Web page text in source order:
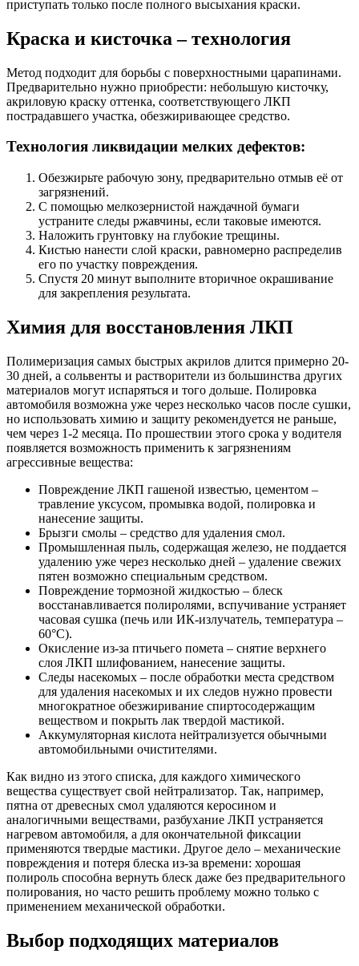
приступать только после полного высыхания краски.
Краска и кисточка – технология
Метод подходит для борьбы с поверхностными царапинами.
Предварительно нужно приобрести: небольшую кисточку,
акриловую краску оттенка, соответствующего ЛКП
пострадавшего участка, обезжиривающее средство.
Технология ликвидации мелких дефектов:
Обезжирьте рабочую зону, предварительно отмыв её от
загрязнений.
С помощью мелкозернистой наждачной бумаги
устраните следы ржавчины, если таковые имеются.
Наложить грунтовку на глубокие трещины.
Кистью нанести слой краски, равномерно распределив
его по участку повреждения.
Спустя 20 минут выполните вторичное окрашивание
для закрепления результата.
Химия для восстановления ЛКП
Полимеризация самых быстрых акрилов длится примерно 20-
30 дней, а сольвенты и растворители из большинства других
материалов могут испаряться и того дольше. Полировка
автомобиля возможна уже через несколько часов после сушки,
но использовать химию и защиту рекомендуется не раньше,
чем через 1-2 месяца. По прошествии этого срока у водителя
появляется возможность применить к загрязнениям
агрессивные вещества:
Повреждение ЛКП гашеной известью, цементом –
травление уксусом, промывка водой, полировка и
нанесение защиты.
Брызги смолы – средство для удаления смол.
Промышленная пыль, содержащая железо, не поддается
удалению уже через несколько дней – удаление свежих
пятен возможно специальным средством.
Повреждение тормозной жидкостью – блеск
восстанавливается полиролями, вспучивание устраняет
часовая сушка (печь или ИК-излучатель, температура –
60°C).
Окисление из-за птичьего помета – снятие верхнего
слоя ЛКП шлифованием, нанесение защиты.
Следы насекомых – после обработки места средством
для удаления насекомых и их следов нужно провести
многократное обезжиривание спиртосодержащим
веществом и покрыть лак твердой мастикой.
Аккумуляторная кислота нейтрализуется обычными
автомобильными очистителями.
Как видно из этого списка, для каждого химического
вещества существует свой нейтрализатор. Так, например,
пятна от древесных смол удаляются керосином и
аналогичными веществами, разбухание ЛКП устраняется
нагревом автомобиля, а для окончательной фиксации
применяются твердые мастики. Другое дело – механические
повреждения и потеря блеска из-за времени: хорошая
полироль способна вернуть блеск даже без предварительного
полирования, но часто решить проблему можно только с
применением механической обработки.
Выбор подходящих материалов